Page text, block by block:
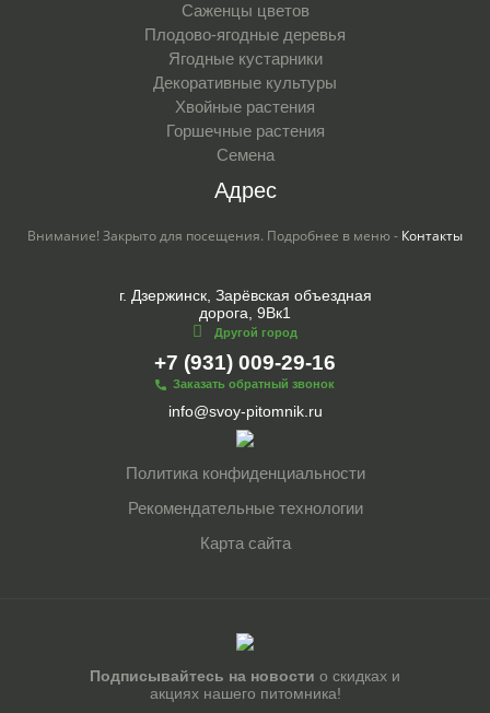
Саженцы цветов
Плодово-ягодные деревья
Ягодные кустарники
Декоративные культуры
Хвойные растения
Горшечные растения
Семена
Адрес
Внимание! Закрыто для посещения. Подробнее в меню - Контакты
г. Дзержинск, Зарёвская объездная
дорога, 9Вк1
Другой город
+7 (931) 009-29-16
Заказать обратный звонок
info@svoy-pitomnik.ru
Политика конфиденциальности
Рекомендательные технологии
Карта сайта
Подписывайтесь на новости о скидках и
акциях нашего питомника!